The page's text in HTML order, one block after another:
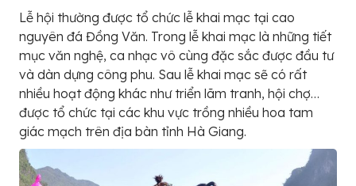
Lễ hội thường được tổ chức lễ khai mạc tại cao
nguyên đá Đồng Văn. Trong lễ khai mạc là những tiết
mục văn nghệ, ca nhạc vô cùng đặc sắc được đầu tư
và dàn dựng công phu. Sau lễ khai mạc sẽ có rất
nhiều hoạt động khác như triển lãm tranh, hội chợ…
được tổ chức tại các khu vực trồng nhiều hoa tam
giác mạch trên địa bàn tỉnh Hà Giang.